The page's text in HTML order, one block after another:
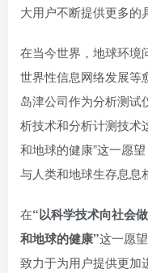
大用户不断提供更多的
在当今世界，地球环境
世界性信息网络发展等
岛津公司作为分析测试
析技术和分析计测技术
和地球的健康”这一愿
与人类和地球生存息息
在“以科学技术向社会
和地球的健康”这一愿
致力于为用户提供更加